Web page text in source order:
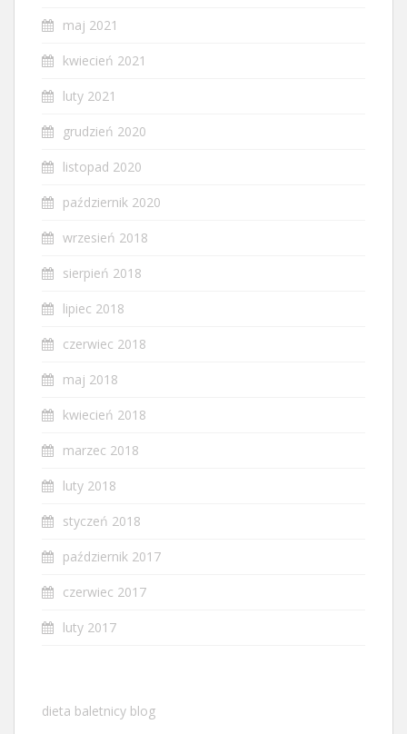
maj 2021
kwiecień 2021
luty 2021
grudzień 2020
listopad 2020
październik 2020
wrzesień 2018
sierpień 2018
lipiec 2018
czerwiec 2018
maj 2018
kwiecień 2018
marzec 2018
luty 2018
styczeń 2018
październik 2017
czerwiec 2017
luty 2017
dieta baletnicy blog